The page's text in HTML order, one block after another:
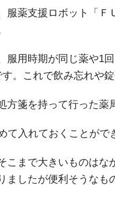
服薬支援ロボット「
服用時期が同じ薬や1
。これで飲み忘れや
方箋を持って行った薬
て入れておくことがで
こまで大きいものは
ましたが便利そうなも